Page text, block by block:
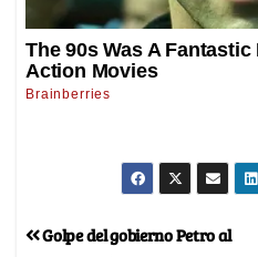
Golpe del gobierno Petro al